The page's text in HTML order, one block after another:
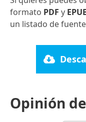
formato PDF y
un listado de
Opinión